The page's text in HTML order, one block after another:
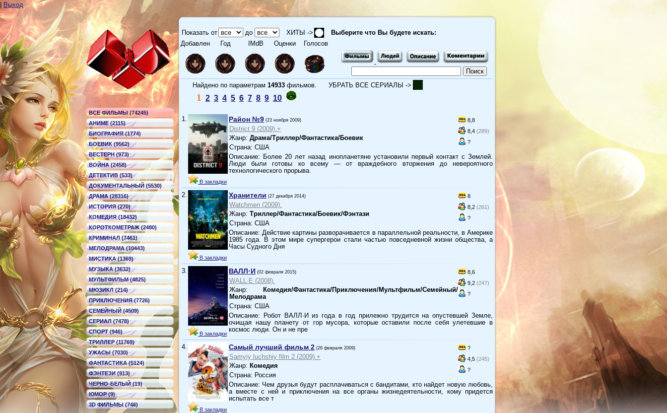
Выход
ВСЕ ФИЛЬМЫ (74245)
АНИМЕ (2115)
БИОГРАФИЯ (1774)
БОЕВИК (9562)
ВЕСТЕРН (973)
ВОЙНА (2458)
ДЕТЕКТИВ (533)
ДОКУМЕНТАЛЬНЫЙ (5530)
ДРАМА (28316)
ИСТОРИЯ (270)
КОМЕДИЯ (18432)
КОРОТКОМЕТРАЖ (2480)
КРИМИНАЛ (7461)
МЕЛОДРАМА (10443)
МИСТИКА (1369)
МУЗЫКА (3632)
МУЛЬТФИЛЬМ (4825)
МЮЗИКЛ (214)
ПРИКЛЮЧЕНИЯ (7726)
СЕМЕЙНЫЙ (4509)
СЕРИАЛ (7478)
СПОРТ (946)
ТРИЛЛЕР (11769)
УЖАСЫ (7030)
ФАНТАСТИКА (5124)
ФЭНТЕЗИ (913)
ЧЕРНО-БЕЛЫЙ (19)
ЮМОР (9)
3D ФИЛЬМЫ (746)
Показать от до ХИТЫ ->
Выберите что Вы будете искать:
Добавлен Год IMdB Оценки Голосов
Найдено по параметрам 14933 фильмов. УБРАТЬ ВСЕ СЕРИАЛЫ ->
1 2 3 4 5 6 7 8 9 10
1.
В закладки
8,8
8,4 (289)
?
Район №9 (23 ноября 2009)
District 9 (2009).+
Жанр: Драма/Триллер/Фантастика/Боевик
Страна: США
Описание: Более 20 лет назад инопланетяне установили первый контакт с Землей.
Люди были готовы ко всему — от враждебного вторжения до невероятного
технологического прорыва.
2.
В закладки
8
8,2 (261)
?
Хранители (27 декабря 2014)
Watchmen (2009).
Жанр: Триллер/Фантастика/Боевик/Фэнтази
Страна: США
Описание: Действие картины разворачивается в параллельной реальности, в Америке
1985 года. В этом мире супергерои стали частью повседневной жизни общества, а
Часы Судного Дня
3.
В закладки
8,6
9,2 (247)
?
ВАЛЛ·И (02 февраля 2015)
WALL·E (2008).
Жанр:
Комедия/Фантастика/Приключения/Мультфильм/Семейный/
Мелодрама
Страна: США
Описание: Робот ВАЛЛ·И из года в год прилежно трудится на опустевшей Земле,
очищая нашу планету от гор мусора, которые оставили после себя улетевшие в
космос люди. Он и не пре
4.
В закладки
?
4,5 (245)
?
Самый лучший фильм 2 (26 февраля 2009)
Samyiy luchshiy film 2 (2009).+
Жанр: Комедия
Страна: Россия
Описание: Чем друзья будут расплачиваться с бандитами, кто найдет новую любовь,
а вместе с ней и приключения на все органы жизнедеятельности, кому придется
испытать все т